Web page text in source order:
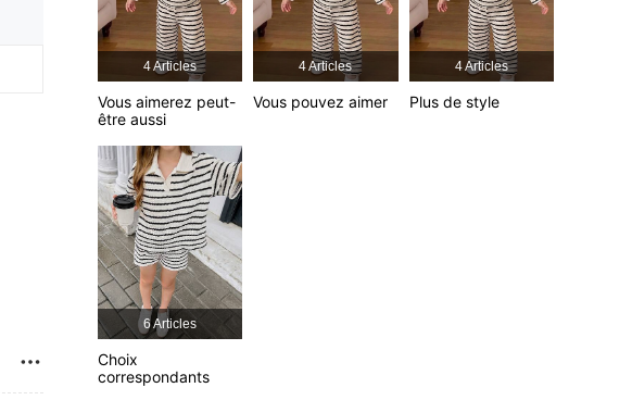
4 Articles
Vous aimerez peut-
être aussi
4 Articles
Vous pouvez aimer
4 Articles
Plus de style
6 Articles
Choix
correspondants